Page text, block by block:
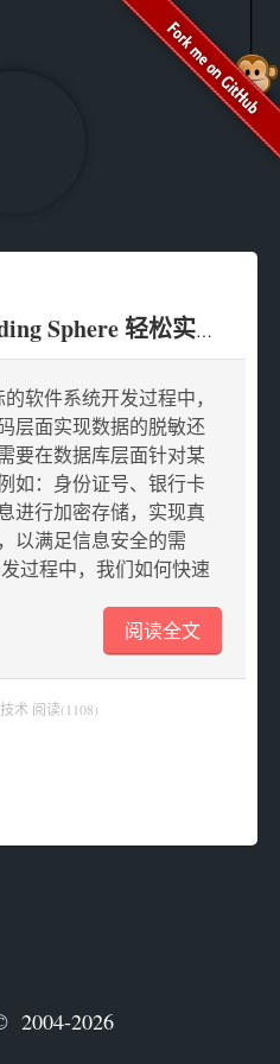
SpringBoot+ Sharding Sphere 轻松实现数据库字段加解密
软件系统开发过程中，
层面实现数据的脱敏还
要在数据库层面针对某
如：身份证号、银行卡
进行加密存储，实现真
以满足信息安全的需
过程中，我们如何快速
阅读全文
术 阅读(1108)
2004-2026